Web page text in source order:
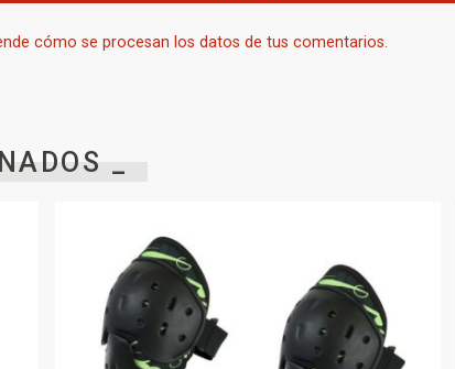
cómo se procesan los datos de tus comentarios.
_